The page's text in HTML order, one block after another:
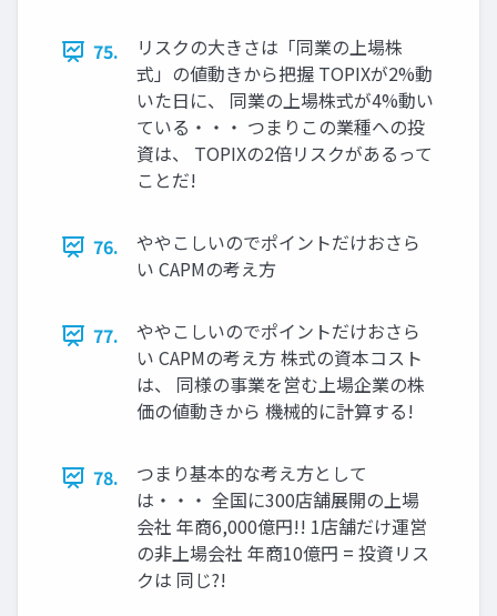
75.
リスクの大きさは「同業の上場株
式」の値動きから把握 TOPIXが2%動
いた日に、 同業の上場株式が4%動い
ている・・・ つまりこの業種への投
資は、 TOPIXの2倍リスクがあるって
ことだ!
76.
ややこしいのでポイントだけおさら
い CAPMの考え方
77.
ややこしいのでポイントだけおさら
い CAPMの考え方 株式の資本コスト
は、 同様の事業を営む上場企業の株
価の値動きから 機械的に計算する!
78.
つまり基本的な考え方として
は・・・ 全国に300店舗展開の上場
会社 年商6,000億円!! 1店舗だけ運営
の非上場会社 年商10億円 = 投資リス
クは 同じ?!